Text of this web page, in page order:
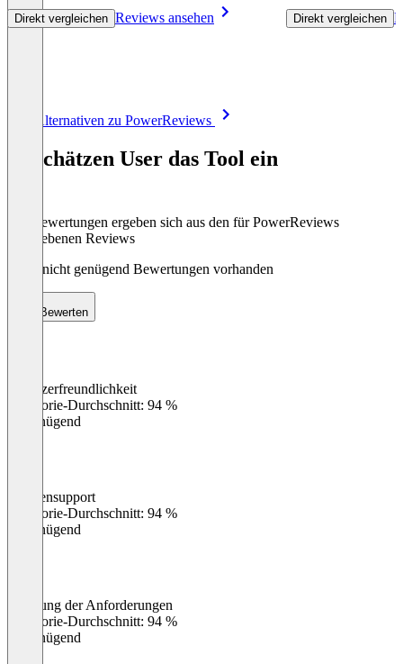
Direkt vergleichen Reviews ansehen Direkt vergleichen
Alle Alternativen zu PowerReviews
So schätzen User das Tool ein
Die Bewertungen ergeben sich aus den für PowerReviews
abgegebenen Reviews
Noch nicht genügend Bewertungen vorhanden
Bewerten
Benutzerfreundlichkeit
Kategorie-Durchschnitt: 94 %
Ungenügend
Kundensupport
Kategorie-Durchschnitt: 94 %
Ungenügend
Erfüllung der Anforderungen
Kategorie-Durchschnitt: 94 %
Ungenügend